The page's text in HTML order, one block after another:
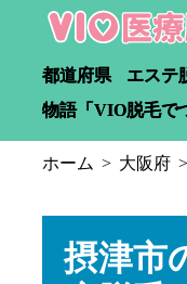
都道府県
エステ
物語「VIO脱毛で
ホーム 大阪府
摂津市